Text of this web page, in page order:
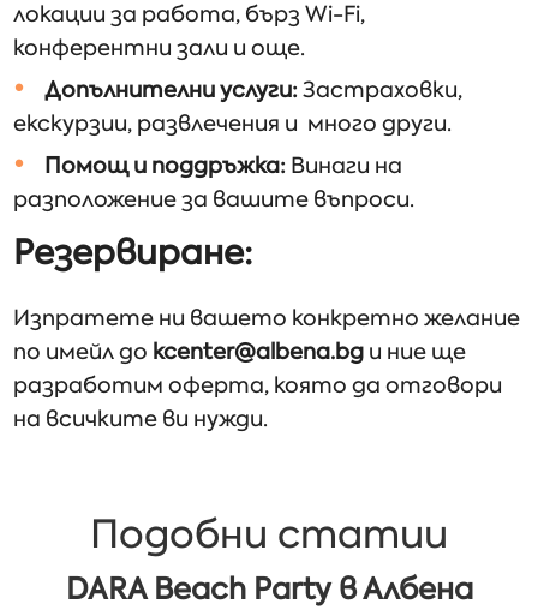
локации за работа, бърз Wi-Fi,
конферентни зали и още.
Допълнителни услуги:Застраховки,
екскурзии, развлечения и много други.
Помощ и поддръжка: Винаги на
разположение за вашите въпроси.
Резервиране:
Изпратете ни вашето конкретно желание
по имейл до kcenter@albena.bg и ние ще
разработим оферта, която да отговори
на всичките ви нужди.
Подобни статии
DARA Beach Party в Албена